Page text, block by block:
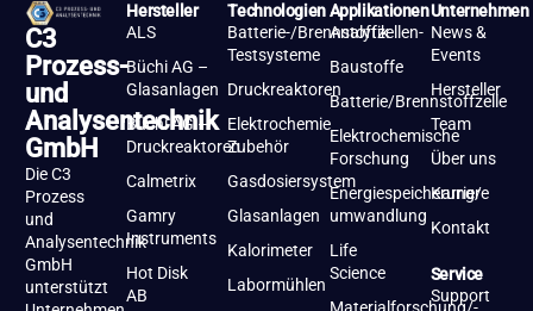
C3
Prozess-
und
Analysentechnik
GmbH
Die C3
Prozess
und
Analysentechnik
GmbH
unterstützt
Hersteller
ALS
Büchi AG –
Glasanlagen
Büchi AG –
Druckreaktoren
Calmetrix
Gamry
Instruments
Hot Disk
AB
Technologien
Batterie-/Brennstoffzellen-
Testsysteme
Druckreaktoren
Elektrochemie
Zubehör
Gasdosiersystem
Glasanlagen
Kalorimeter
Labormühlen
Applikationen
Analytik
Baustoffe
Batterie/Brennstoffzelle
Elektrochemische
Forschung
Energiespeicherung/-
umwandlung
Life
Science
Unternehmen
News &
Events
Hersteller
Team
Über uns
Karriere
Kontakt
Service
Support